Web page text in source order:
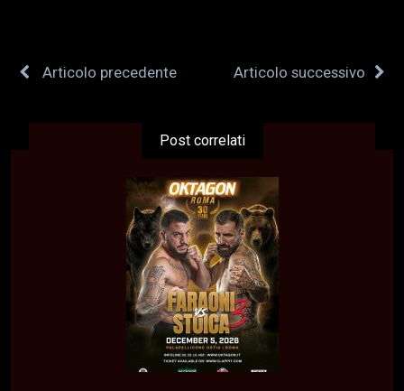
Articolo precedente Articolo successivo
Post correlati